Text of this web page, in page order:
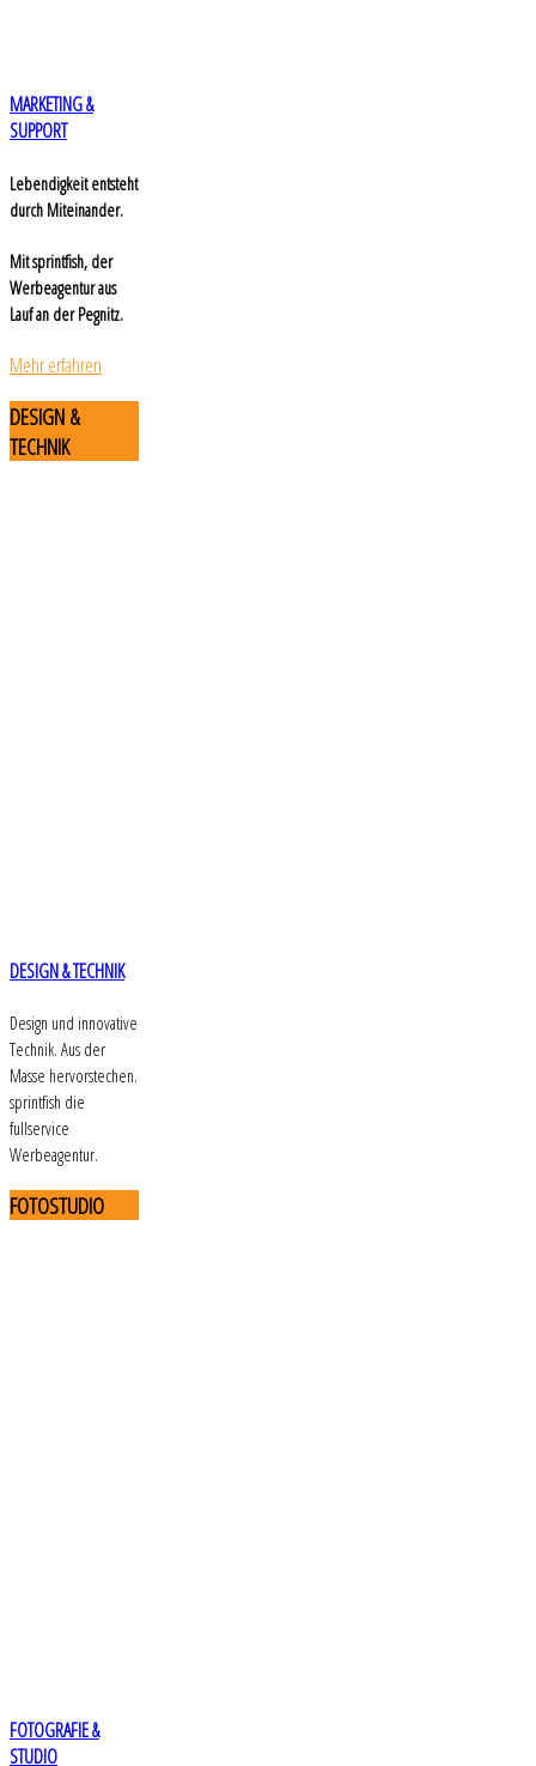
MARKETING &
SUPPORT
Lebendigkeit entsteht
durch Miteinander.
Mit sprintfish, der
Werbeagentur aus
Lauf an der Pegnitz.
Mehr erfahren
DESIGN &
TECHNIK
DESIGN & TECHNIK
Design und innovative
Technik. Aus der
Masse hervorstechen.
sprintfish die
fullservice
Werbeagentur.
FOTOSTUDIO
FOTOGRAFIE &
STUDIO